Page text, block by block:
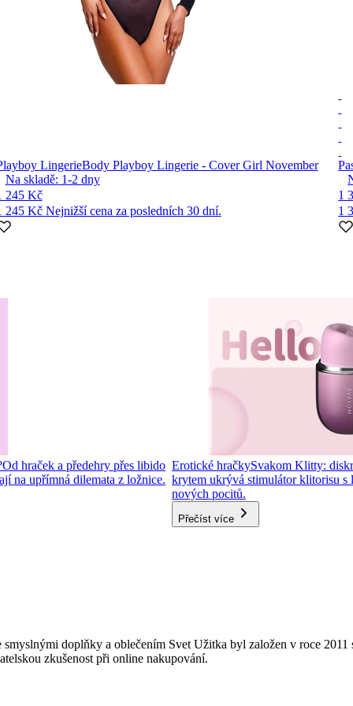
LingerieBody Playboy Lingerie - Cover Girl November
Na skladě: 1-2 dny
245 Kč
245 Kč Nejnižší cena za posledních 30 dní.
1
1
Od hraček a předehry přes libido
na upřímná dilemata z ložnice.
Erotické hračkySvakom Klitty:
krytem ukrývá stimulátor klitorisu s
nových pocitů.
Přečíst více
smyslnými doplňky a oblečením Svet Užitka byl založen v roce
zkušenost při online nakupování.